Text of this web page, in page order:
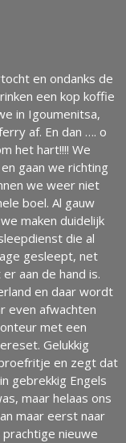
en ondanks de
een kop koffie
in Igoumenitsa,
af. En dan …. o
het hart!!!! We
gaan we richting
we weer niet
boel. Al gauw
maken duidelijk
die al
gesleept, net
aan de hand is.
en daar wordt
even afwachten
met een
Gelukkig
en zegt dat
gebrekkig Engels
maar helaas ons
maar eerst naar
nieuwe